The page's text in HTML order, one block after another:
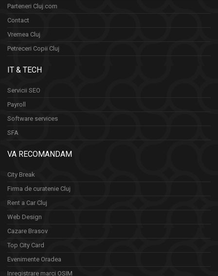
Parteneri Cluj.com
Contact
Vremea Cluj
Petreceri Copii Cluj
IT & TECH
Servicii SEO
Payroll
Software services
SFA
VA RECOMANDAM
City Break
Firma de curatenie Cluj
Rent a Car Cluj
Web Design
Cazare Brasov
Top City Card
Evenimente Oradea
Inregistrare marci OSIM